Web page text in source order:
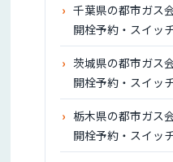
千葉県の都市ガス
開栓予約・スイッ
茨城県の都市ガス
開栓予約・スイッ
栃木県の都市ガス
開栓予約・スイッ